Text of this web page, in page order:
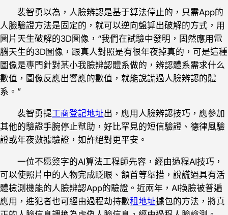
裴智勇以為，人臉辨認是基于算法停止的，只需App的
人臉驗證方法是固定的，就可以逆向盤算出破解的方式，用
圖片天生破解的3D圖像，“我們在試驗中發明，固然應用電
腦天生的3D圖像，跟真人對照是有很年夜掉真的，可是這種
圖像是專門針對某小我臉辨認體系做的，辨認體系需求什么
數值，圖像反應出響應的數值，就能說謊過人臉辨認的體
系。”
裴智勇提工商登記地址出，應用人臉辨認技巧，應參加
其他的驗證手腕停止幫助，好比罕見的短信驗證、德律風驗
證或年夜數據驗證，如許絕對更平安。
一位不愿簽字的AI算法工程師先容，經由過程AI技巧，
可以使照片中的人物完成眨眼、頷首等舉措，說謊過具有活
體檢測機能的人臉辨認App的驗證。近兩年，AI換臉被普遍
應用，進犯者也可經由過程劫持數租地址據包的方法，將真